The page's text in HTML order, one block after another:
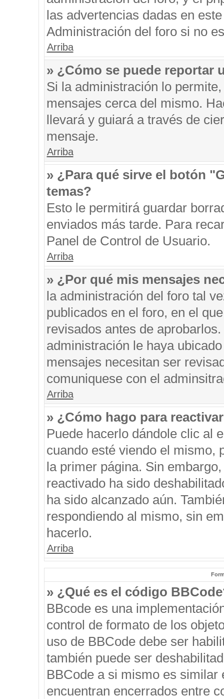
las advertencias dadas en
Administración del foro si no
Arriba
» ¿Cómo se puede reportar
Si la administración lo
mensajes cerca del mismo.
llevará y guiará a través de
mensaje.
Arriba
» ¿Para qué sirve el botón
temas?
Esto le permitirá guardar
enviados más tarde. Para
Panel de Control de Usuario.
Arriba
» ¿Por qué mis mensajes
la administración del foro tal
publicados en el foro, en el
revisados antes de
administración le haya
mensajes necesitan ser
comuniquese con el
Arriba
» ¿Cómo hago para
Puede hacerlo dándole clic al
cuando esté viendo el mismo,
la primer página. Sin
reactivado ha sido
ha sido alcanzado aún.
respondiendo al mismo, sin
hacerlo.
Arriba
» ¿Qué es el código
BBcode es una
control de formato de los
uso de BBCode debe ser
también puede ser
BBCode a si mismo es
encuentran encerrados entre